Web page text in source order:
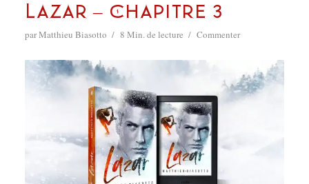
Lazar – Chapitre 3
parMatthieu Biasotto 8 Min. de lecture Commenter